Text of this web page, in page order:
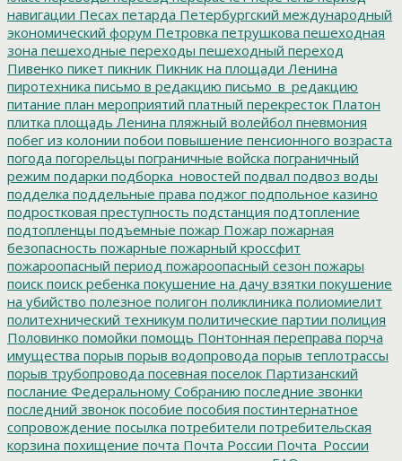
навигации Песах петарда Петербургский международный
экономический форум Петровка петрушкова пешеходная
зона пешеходные переходы пешеходный переход
Пивенко пикет пикник Пикник на площади Ленина
пиротехника письмо в редакцию письмо_в_редакцию
питание план мероприятий платный перекресток Платон
плитка площадь Ленина пляжный волейбол пневмония
побег из колонии побои повышение пенсионного возраста
погода погорельцы пограничные войска пограничный
режим подарки подборка_новостей подвал подвоз воды
подделка поддельные права поджог подпольное казино
подростковая преступность подстанция подтопление
подтопленцы подъемные пожар Пожар пожарная
безопасность пожарные пожарный кроссфит
пожароопасный период пожароопасный сезон пожары
поиск поиск ребенка покушение на дачу взятки покушение
на убийство полезное полигон поликлиника полиомиелит
политехнический техникум политические партии полиция
Половинко помойки помощь Понтонная переправа порча
имущества порыв порыв водопровода порыв теплотрассы
порыв трубопровода посевная поселок Партизанский
послание Федеральному Собранию последние звонки
последний звонок пособие пособия постинтернатное
сопровождение посылка потребители потребительская
корзина похищение почта Почта России Почта_России